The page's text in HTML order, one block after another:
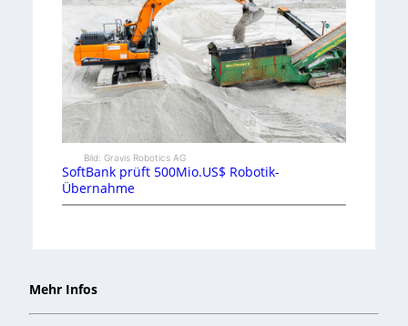
Bild: Gravis Robotics AG
SoftBank prüft 500Mio.US$ Robotik-
Übernahme
Mehr Infos